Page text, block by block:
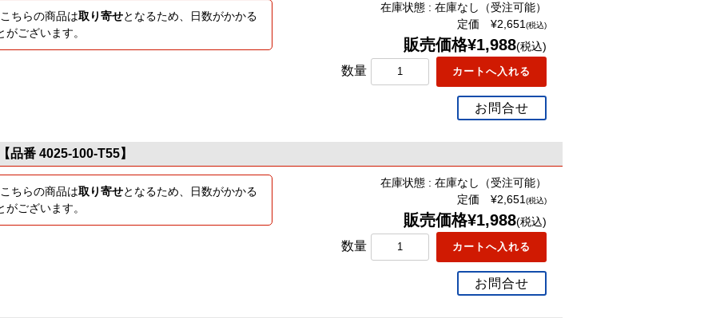
こちらの商品は取り寄せとなるため、日数がかかる
がございます。
在庫状態 : 在庫なし（受注可能）
定価 ¥2,651 (税込)
販売価格¥1,988(税込)
数量
お問合せ
品番 4025-100-T55】
こちらの商品は取り寄せとなるため、日数がかかる
がございます。
在庫状態 : 在庫なし（受注可能）
定価 ¥2,651 (税込)
販売価格¥1,988(税込)
数量
お問合せ